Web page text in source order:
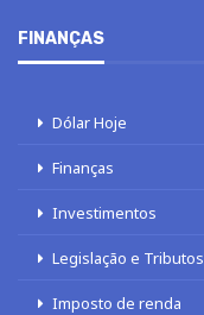
FINANÇAS
Dólar Hoje
Finanças
Investimentos
Legislação e Tributos
Imposto de renda